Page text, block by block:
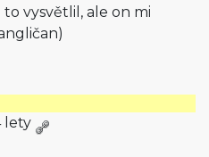
vysvětlil, ale on mi
lety